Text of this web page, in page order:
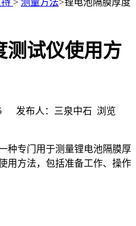
> 测量方法>锂电池隔膜厚度
测试仪使用方
发布人：三泉中石 浏览
专门用于测量锂电池隔膜厚
用方法，包括准备工作、操作